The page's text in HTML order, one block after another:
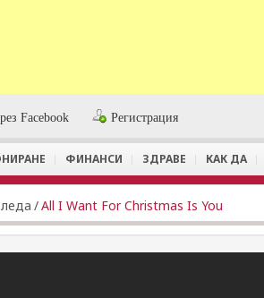
Facebook Регистрация
ФИНАНСИ ЗДРАВЕ КАК ДА
/All I Want For Christmas Is You